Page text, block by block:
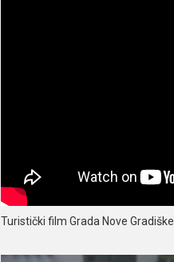
Turistički film Grada Nove Gradiške